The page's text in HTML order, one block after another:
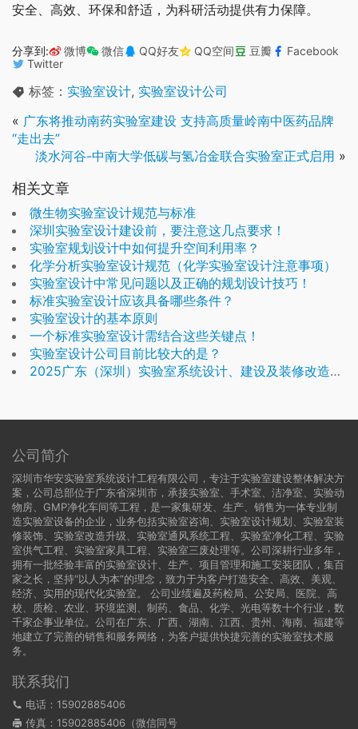
安全、高效、环保和舒适，为科研活动提供有力保障。
分享到: 微博 微信 QQ好友 QQ空间 豆瓣
Facebook
Twitter
标签： 实验室设计, 实验室设计公司
« 广东将推动南药实验室建设 支持高质量岭南中医药品牌
“走出去”
淡水河谷-中南大学低碳与氢冶金联合实验室正式启用 »
相关文章
微生物实验室设计规范与标准
深圳实验室设计建设前，要注意这几点要求！
实验室规划设计中如何提升空间利用率？
化学分析实‎验室设计规范（化学实‎验室设计注意事项）
实验室设计中常见问题以及正确的规划设计技巧！
标准实验室设计应该具备哪些条件？
实验室设计的基本原则
一个标准实验室设计需结合这些关键点！
实验室设计公司目前比较大的是？
2025广东（深圳）实验室系统设计、建设及装修改造专业公司
公司简介
深圳市华安实验室系统设计工程有限公司，专注于实验室建设整体解决方
案，公司总部位于广东省深圳市，承接实验室、手术室、洁净室、实验动
物房、GMP净化车间等工程，是一家集研发、生产、销售为一体专业制
造实验室设备的企业，业务包括实验室咨询、实验室设计规划、实验室装
修装饰、实验室改造升级、实验室通风系统工程、实验室净化工程、实验
室供气工程、实验室家具工程、实验室三废处理等。公司深耕行业多年，
拥有一批经验丰富的实验室设计、生产、项目管理和施工安装团队，集百
家之长，坚持“以人为本”的理念，致力于为客户打造安全、高效、美观、
经济、实用的现代化实验室。 公司业绩遍及药检局、公安局、医院、高
校、质检、农业、环境监测、制药、食品、化学、光电等数十个行业，数
千家企事业单位。公司在广东、广西、湖南、江西、贵州、海南、福建等
地建立了完善的销售和服务网络，为客户提供快捷完善的实验室技术服
务。
联系我们
电话：15902885406
传真：15902885406（微信同号